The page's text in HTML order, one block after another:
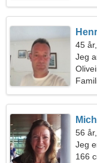
45
Jeg
56
Jeg
166